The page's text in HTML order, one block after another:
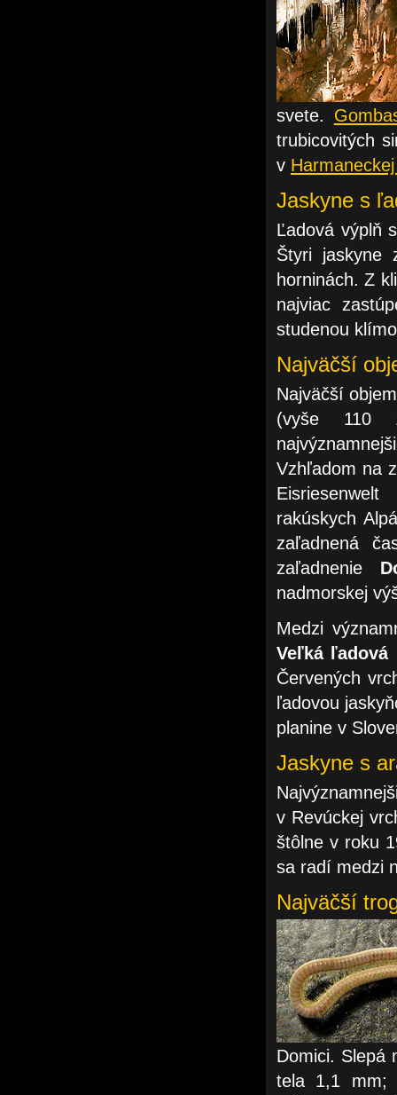
svete.
trubicovitých
v
Jaskyne s
Ľadová výplň
Štyri jaskyne
horninách. Z
najviac
studenou
Najväčší
Najväčší
(vyše 110
Vzhľadom na
rakúskych
zaľadnená
zaľadnenie
nadmorskej
Medzi
Veľká ľadová
Červených
ľadovou
planine v
Jaskyne s
v Revúckej
štôlne v roku
sa radí medzi
Najväčší
Domici. Slepá
tela 1,1 mm;